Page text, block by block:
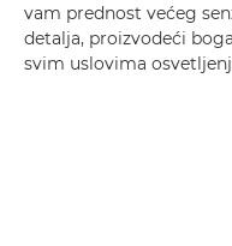
vam prednost većeg
detalja, proizvodeći
svim uslovima